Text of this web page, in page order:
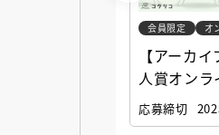
会員限定 オ
【アーカ
人賞オン
と担当編集
講座」
応募締切